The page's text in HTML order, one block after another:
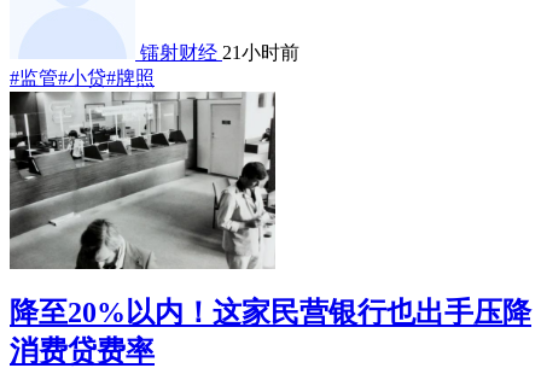
镭射财经 21小时前
#监管#小贷#牌照
降至20%以内！这家民营银行也出手压降
消费贷费率